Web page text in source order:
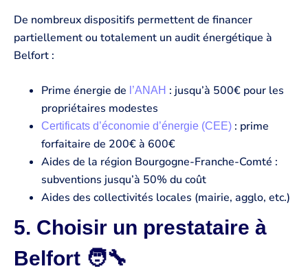
De nombreux dispositifs permettent de financer
partiellement ou totalement un audit énergétique à
Belfort :
Prime énergie de l’ANAH : jusqu’à 500€ pour les
propriétaires modestes
Certificats d’économie d’énergie (CEE) : prime
forfaitaire de 200€ à 600€
Aides de la région Bourgogne-Franche-Comté :
subventions jusqu’à 50% du coût
Aides des collectivités locales (mairie, agglo, etc.)
5. Choisir un prestataire à
Belfort 🧑‍🔧